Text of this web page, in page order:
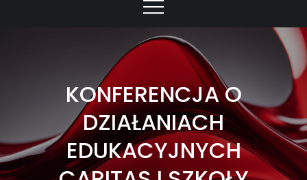
KONFERENCJA O
DZIAŁANIACH
EDUKACYJNYCH